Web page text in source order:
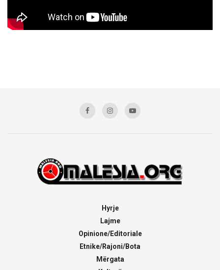
Hyrje
Lajme
Opinione/Editoriale
Etnike/Rajoni/Bota
Mërgata